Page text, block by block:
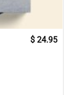
$ 24.95